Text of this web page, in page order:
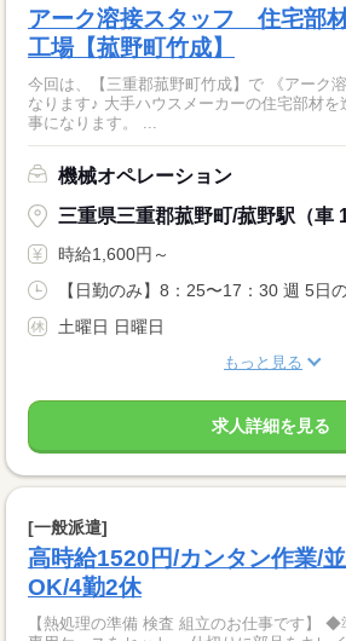
アーク溶接スタッフ 住宅部
工場【菰野町竹成】
今回は、【三重郡菰野町竹成】で 《アーク
なります♪ 大手ハウスメーカーの住宅部材を造っている工場でのお仕
事になります。 ...
機械オペレーション
三重県三重郡菰野町/菰野駅（車
時給1,600円～
【日勤のみ】8：25〜17：30 週 5日
土曜日 日曜日
もっと見る
求人詳細を見る
[一般派遣]
高時給1520円/カンタン作業/
OK/4勤2休
【熱処理の準備 検査 組立のお仕事です】 ◆準備作業 ・ローラーに